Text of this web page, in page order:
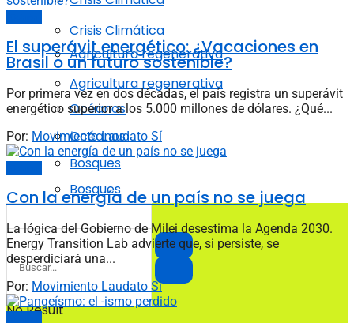
Agricultura regenerativa
Océanos
Bosques
No Result
Crisis Climática
Agricultura regenerativa
Océanos
Bosques
El superávit energético: ¿Vacaciones en
Brasil o un futuro sostenible?
Por primera vez en dos décadas, el país registra un superávit
energético superior a los 5.000 millones de dólares. ¿Qué...
Por: Movimiento Laudato Sí
Con la energía de un país no se juega
La lógica del Gobierno de Milei desestima la Agenda 2030.
Energy Transition Lab advierte que, si persiste, se
desperdiciará una...
Por: Movimiento Laudato Sí